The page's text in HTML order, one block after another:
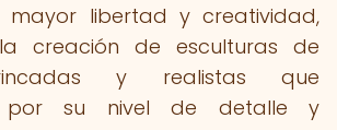
mayor libertad y creatividad,
creación de esculturas de
y realistas que
por su nivel de detalle y